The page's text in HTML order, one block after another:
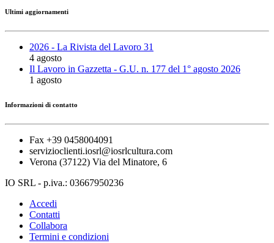
Ultimi aggiornamenti
2026 - La Rivista del Lavoro 31
4 agosto
Il Lavoro in Gazzetta - G.U. n. 177 del 1° agosto 2026
1 agosto
Informazioni di contatto
Fax +39 0458004091
servizioclienti.iosrl@iosrlcultura.com
Verona (37122) Via del Minatore, 6
IO SRL - p.iva.: 03667950236
Accedi
Contatti
Collabora
Termini e condizioni